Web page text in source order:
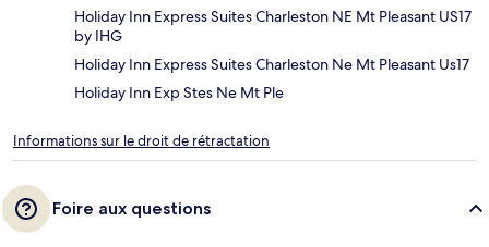
Holiday Inn Express Suites Charleston NE Mt Pleasant US17
by IHG
Holiday Inn Express Suites Charleston Ne Mt Pleasant Us17
Holiday Inn Exp Stes Ne Mt Ple
Informations sur le droit de rétractation
Foire aux questions